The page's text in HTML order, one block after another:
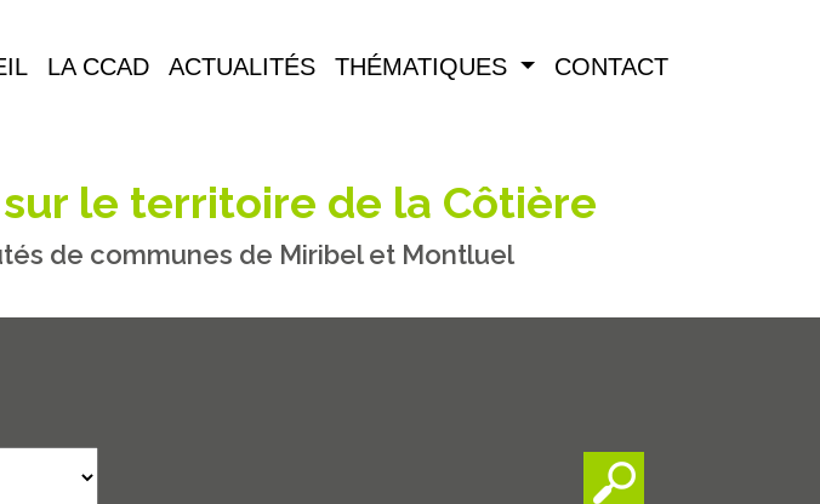
LA CCAD ACTUALITÉS THÉMATIQUES CONTACT
le territoire de la Côtière
de communes de Miribel et Montluel